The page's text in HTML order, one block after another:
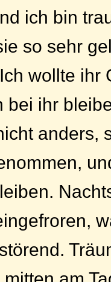
ich bin
so sehr
wollte ihr
bei ihr
anders,